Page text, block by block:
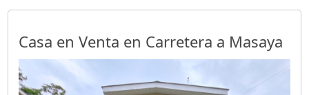
Casa en Venta en Carretera a Masaya